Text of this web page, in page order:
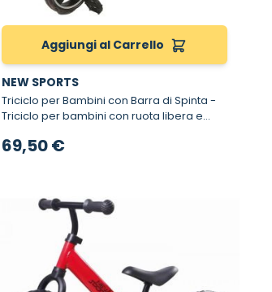
Aggiungi al Carrello
NEW SPORTS
Triciclo per Bambini con Barra di Spinta -
Triciclo per bambini con ruota libera e
69,50 €